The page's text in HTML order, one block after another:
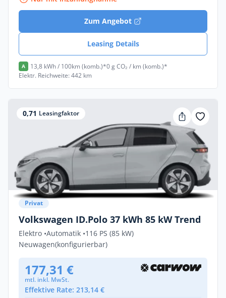
Zum Angebot
Leasing Details
A 13,8 kWh / 100km (komb.)*0 g CO₂ / km (komb.)*
Elektr. Reichweite: 442 km
0,71 Leasingfaktor
Privat
Volkswagen ID.Polo 37 kWh 85 kW Trend
Elektro •Automatik •116 PS (85 kW)
Neuwagen(konfigurierbar)
177,31 €
mtl. inkl. MwSt.
Effektive Rate: 213,14 €